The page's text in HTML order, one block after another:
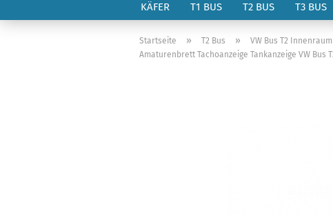
KÄFER T1 BUS T2 BUS T3 BUS
Startseite » T2 Bus » VW Bus T2
Amaturenbrett Tachoanzeige Tankanzeige VW Bus